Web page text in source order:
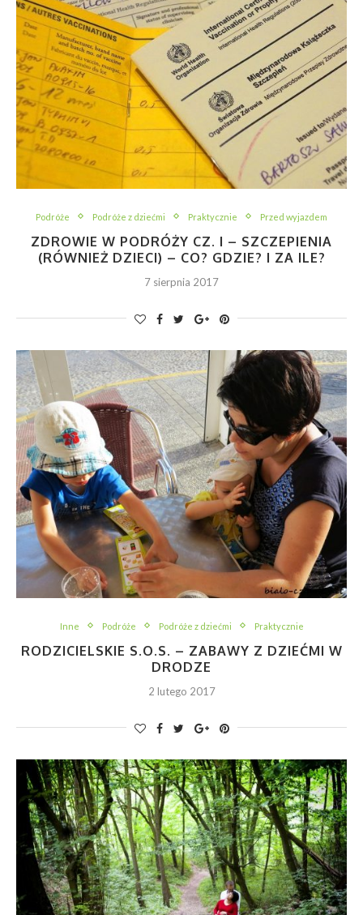
Podróże Podróże z dziećmi Praktycznie Przed wyjazdem
ZDROWIE W PODRÓŻY CZ. I – SZCZEPIENIA
(RÓWNIEŻ DZIECI) – CO? GDZIE? I ZA ILE?
7 sierpnia 2017
Inne Podróże Podróże z dziećmi Praktycznie
RODZICIELSKIE S.O.S. – ZABAWY Z DZIEĆMI W
DRODZE
2 lutego 2017